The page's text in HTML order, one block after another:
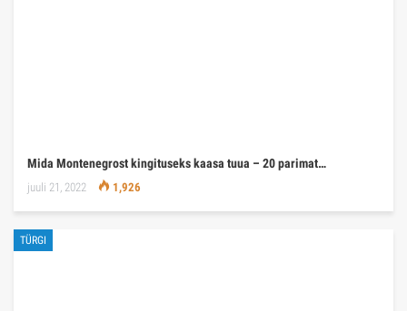
Mida Montenegrost kingituseks kaasa tuua – 20 parimat…
juuli 21, 2022 1,926
TÜRGI